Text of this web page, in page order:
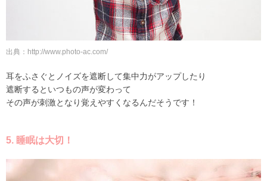
出典：http://www.photo-ac.com/
耳をふさぐとノイズを遮断して集中力がアップしたり
遮断するといつもの声が変わって
その声が刺激となり覚えやすくなるんだそうです！
5. 睡眠は大切！